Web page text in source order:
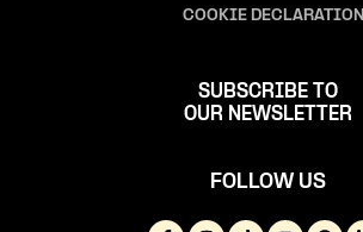
COOKIE DECLARATION
SUBSCRIBE TO
OUR NEWSLETTER
FOLLOW US